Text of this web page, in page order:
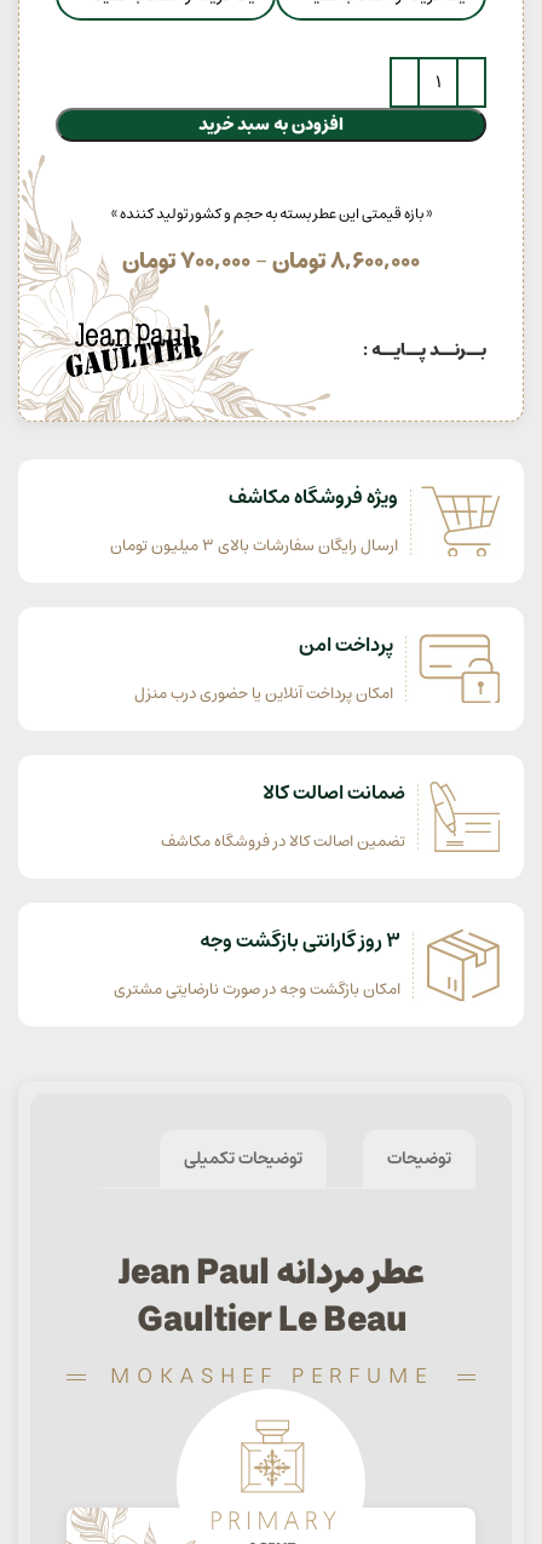
افزودن به سبد خرید
« بازه قیمتی این عطر بسته به حجم و کشور تولید کننده »
8,600,000تومان–
700,000تومان
بــرنــد پــایــه :
ویژه فروشگاه مکاشف
ارسال رایگان سفارشات بالای 3 میلیون تومان
پرداخت امن
امکان پرداخت آنلاین یا حضوری درب منزل
ضمانت اصالت کالا
تضمین اصالت کالا در فروشگاه مکاشف
3 روز گارانتی بازگشت وجه
امکان بازگشت وجه در صورت نارضایتی مشتری
توضیحات توضیحات تکمیلی
عطر مردانه Jean Paul
Gaultier Le Beau
MOKASHEF PERFUME